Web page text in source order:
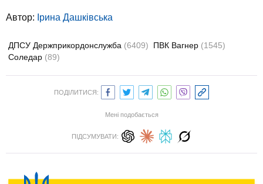
Автор: Ірина Дашківська
ДПСУ Держприкордонслужба (6409) ПВК Вагнер (1545)
Соледар (89)
ПОДІЛИТИСЯ:
Мені подобається
ПІДСУМУВАТИ: